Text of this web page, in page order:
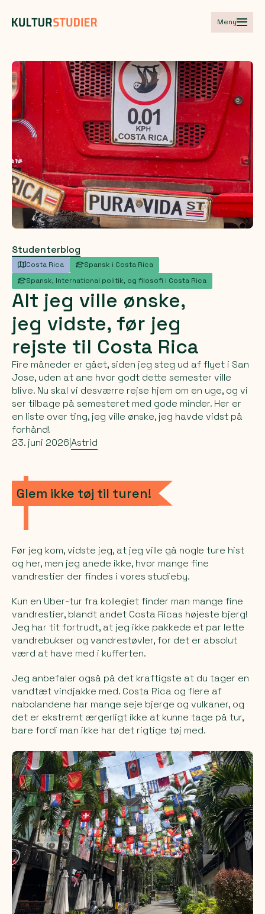
Meny
Studenterblog
Costa Rica
Spansk i Costa Rica
Spansk, International politik, og filosofi i Costa Rica
Alt jeg ville ønske,
jeg vidste, før jeg
rejste til Costa Rica
Fire måneder er gået, siden jeg steg ud af flyet i San
Jose, uden at ane hvor godt dette semester ville
blive. Nu skal vi desværre rejse hjem om en uge, og vi
ser tilbage på semesteret med gode minder. Her er
en liste over ting, jeg ville ønske, jeg havde vidst på
forhånd!
23. juni 2026|Astrid
Glem ikke tøj til turen!
Før jeg kom, vidste jeg, at jeg ville gå nogle ture hist
og her, men jeg anede ikke, hvor mange fine
vandrestier der findes i vores studieby.
Kun en Uber-tur fra kollegiet finder man mange fine
vandrestier, blandt andet Costa Ricas højeste bjerg!
Jeg har tit fortrudt, at jeg ikke pakkede et par lette
vandrebukser og vandrestøvler, for det er absolut
værd at have med i kufferten.
Jeg anbefaler også på det kraftigste at du tager en
vandtæt vindjakke med. Costa Rica og flere af
nabolandene har mange seje bjerge og vulkaner, og
det er ekstremt ærgerligt ikke at kunne tage på tur,
bare fordi man ikke har det rigtige tøj med.